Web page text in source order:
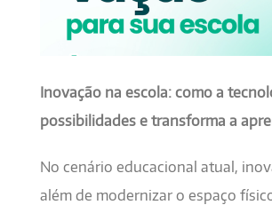
Inovação na escola: como a
possibilidades e transforma a
No cenário educacional atual,
além de modernizar o espaço